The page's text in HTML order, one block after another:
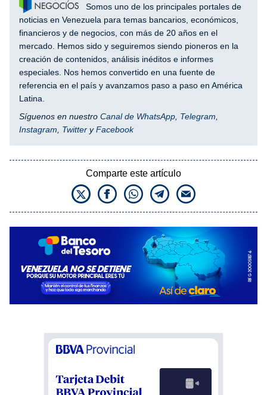
Somos uno de los principales portales de
noticias en Venezuela para temas bancarios, económicos,
financieros y de negocios, con más de 20 años en el
mercado. Hemos sido y seguiremos siendo pioneros en la
creación de contenidos, análisis inéditos e informes
especiales. Nos hemos convertido en una fuente de
referencia en el país y avanzamos paso a paso en América
Latina.
Síguenos en nuestro Canal de WhatsApp Telegram
Instagram
Twitter yFacebook
Comparte este artículo